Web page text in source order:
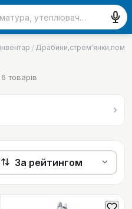
/
6 товарів
›